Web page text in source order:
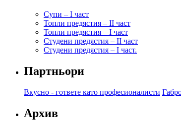
Супи – I част
Топли предястия – II част
Топли предястия – I част
Студени предястия – II част
Студени предястия – I част.
Партньори
Вкусно - гответе като професионалисти
Архив